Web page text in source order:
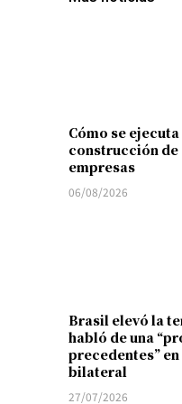
Cómo se ejecuta
construcción
empresas
06/08/2026
Brasil elevó la
habló de una
precedentes”
bilateral
27/07/2026